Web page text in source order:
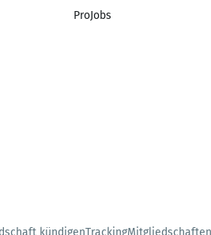
ProJobs
kündigenTracking